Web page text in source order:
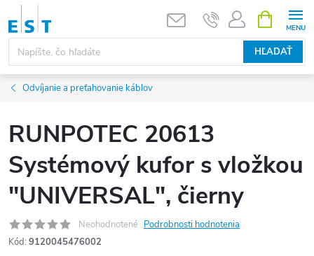
Prejsť
obsah
HĽADAŤ
KOŠÍK
Odvíjanie a preťahovanie káblov
RUNPOTEC 20613
Systémový kufor s vložkou
"UNIVERSAL", čierny
Neohodnotené Podrobnosti hodnotenia
Kód: 9120045476002